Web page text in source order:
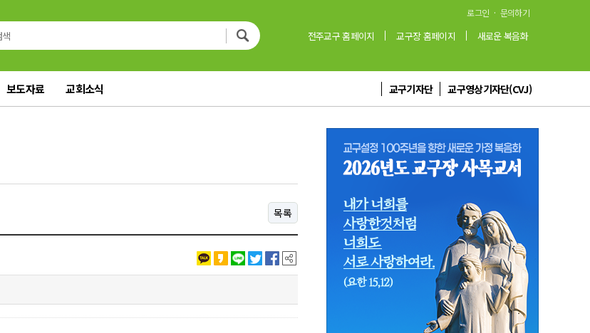
로그인 · 문의하기
전주교구 홈페이지 교구장 홈페이지 새로운 복음화
보도자료 교회소식 교구기자단 교구영상기자단(CVJ)
목록